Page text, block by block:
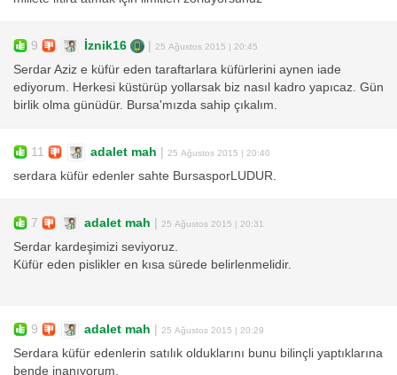
9 İznik16 25 Ağustos 2015 | 20:45
Serdar Aziz e küfür eden taraftarlara küfürlerini aynen iade
ediyorum. Herkesi küstürüp yollarsak biz nasıl kadro yapıcaz. Gün
birlik olma günüdür. Bursa'mızda sahip çıkalım.
11 adalet mah 25 Ağustos 2015 | 20:40
serdara küfür edenler sahte BursasporLUDUR.
7 adalet mah 25 Ağustos 2015 | 20:31
Serdar kardeşimizi seviyoruz.
Küfür eden pislikler en kısa sürede belirlenmelidir.
9 adalet mah 25 Ağustos 2015 | 20:29
Serdara küfür edenlerin satılık olduklarını bunu bilinçli yaptıklarına
bende inanıyorum.